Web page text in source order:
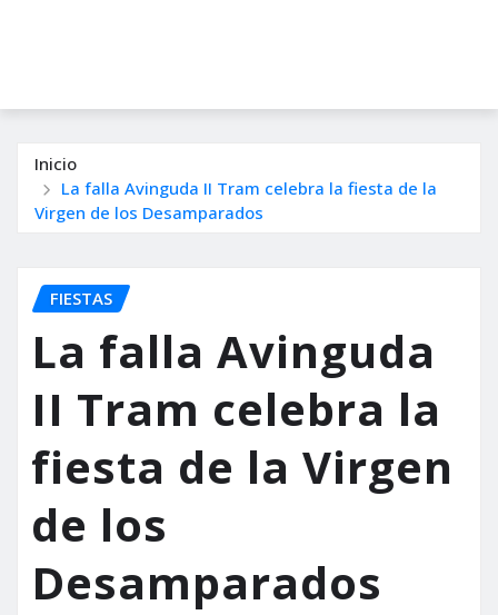
Inicio
La falla Avinguda II Tram celebra la fiesta de la
Virgen de los Desamparados
FIESTAS
La falla Avinguda
II Tram celebra la
fiesta de la Virgen
de los
Desamparados